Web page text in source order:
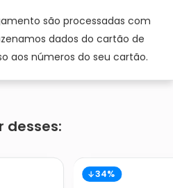
são processadas com
dados do cartão de
aos números do seu cartão.
desses:
34%